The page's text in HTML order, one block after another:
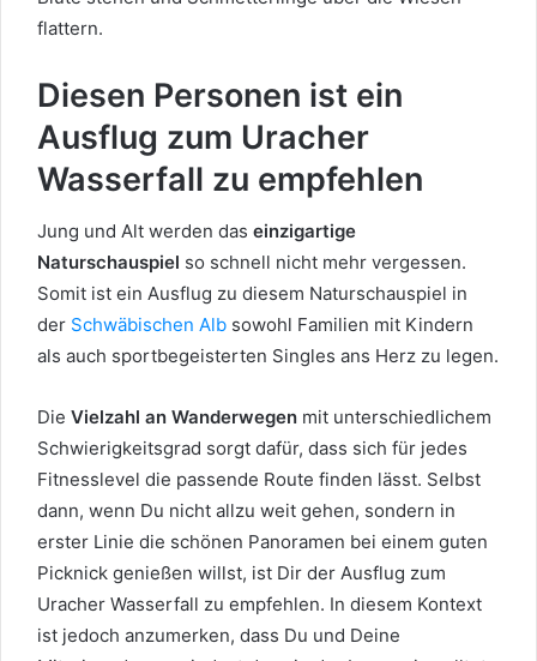
flattern.
Diesen Personen ist ein
Ausflug zum Uracher
Wasserfall zu empfehlen
Jung und Alt werden das einzigartige
Naturschauspiel so schnell nicht mehr vergessen.
Somit ist ein Ausflug zu diesem Naturschauspiel in
der Schwäbischen Alb sowohl Familien mit Kindern
als auch sportbegeisterten Singles ans Herz zu legen.
Die Vielzahl an Wanderwegen mit unterschiedlichem
Schwierigkeitsgrad sorgt dafür, dass sich für jedes
Fitnesslevel die passende Route finden lässt. Selbst
dann, wenn Du nicht allzu weit gehen, sondern in
erster Linie die schönen Panoramen bei einem guten
Picknick genießen willst, ist Dir der Ausflug zum
Uracher Wasserfall zu empfehlen. In diesem Kontext
ist jedoch anzumerken, dass Du und Deine